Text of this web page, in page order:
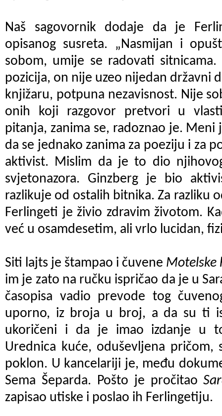
Naš sagovornik dodaje da je
opisanog susreta. „Nasmijan i
sobom, umije se radovati sitnicama.
pozicija, on nije uzeo nijedan državni
knjižaru, potpuna nezavisnost. Nije
onih koji razgovor pretvori u
pitanja, zanima se, radoznao je.
da se jednako zanima za poeziju i za
aktivist. Mislim da je to dio
svjetonazora. Ginzberg je bio
razlikuje od ostalih bitnika. Za razliku
Ferlingeti je živio zdravim životom.
već u osamdesetim, ali vrlo lucidan,
Siti lajts je štampao i čuvene Motelske
im je zato na ručku ispričao da je u
časopisa vadio prevode tog
uporno, iz broja u broj, a da su ti
ukoričeni i da je imao izdanje u
Urednica kuće, oduševljena pričom,
poklon. U kancelariji je, među
Sema Šeparda. Pošto je pročitao
zapisao utiske i poslao ih Ferlingetiju.